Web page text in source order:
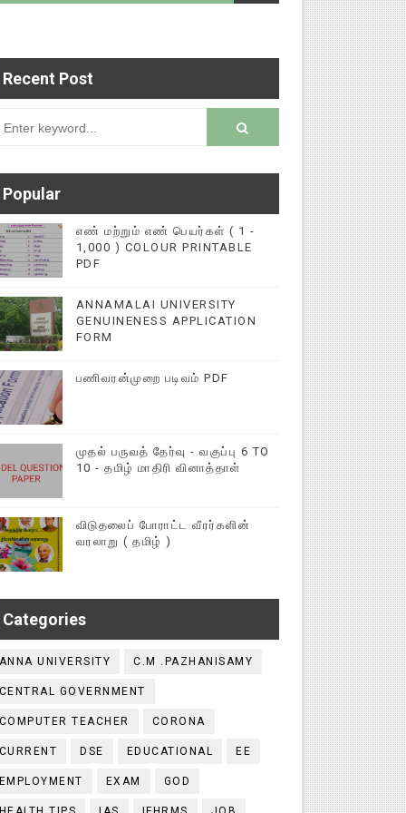
மின்னல் கல்விச் செய்தி இணையதளத்தில்
Recent Post
Popular
எண் மற்றும் எண் பெயர்கள் ( 1 -
1,000 ) COLOUR PRINTABLE
PDF
ANNAMALAI UNIVERSITY
GENUINENESS APPLICATION
FORM
பணிவரன்முறை படிவம் PDF
முதல் பருவத் தேர்வு - வகுப்பு 6 TO
10 - தமிழ் மாதிரி வினாத்தாள்
விடுதலைப் போராட்ட வீரர்களின்
வரலாறு ( தமிழ் )
Categories
ANNA UNIVERSITY C.M .PAZHANISAMY
CENTRAL GOVERNMENT
COMPUTER TEACHER CORONA
CURRENT DSE EDUCATIONAL EE
EMPLOYMENT EXAM GOD